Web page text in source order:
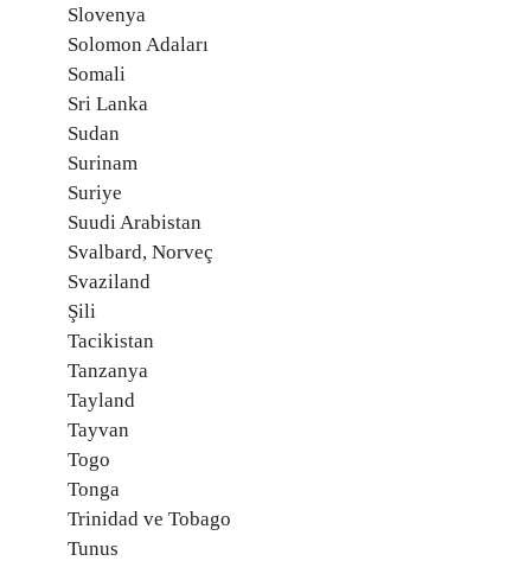
Slovenya
Solomon Adaları
Somali
Sri Lanka
Sudan
Surinam
Suriye
Suudi Arabistan
Svalbard, Norveç
Svaziland
Şili
Tacikistan
Tanzanya
Tayland
Tayvan
Togo
Tonga
Trinidad ve Tobago
Tunus